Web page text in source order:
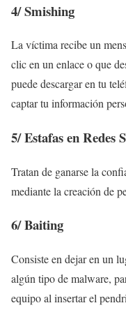
4/Smishing
La víctima recibe un
clic en un enlace o que
puede descargar en tu
captar tu información
5/Estafas enRedes
Tratan de ganarse la
mediante la creación de
6/Baiting
Consiste en dejar en un
algún tipo de malware,
equipo al insertar el